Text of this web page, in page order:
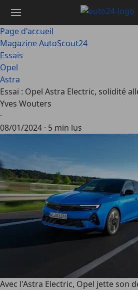
contenu
principal
Page d'accueil
Magazine AutoScout24
Essais
Opel
Astra
Essai : Opel Astra Electric, solidité
Yves Wouters
·
08/01/2024 · 5 min lus
Avec l'Astra Electric, Opel jette son